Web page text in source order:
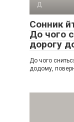
Д
Сонник
До чого
дорогу
До чого
додому,